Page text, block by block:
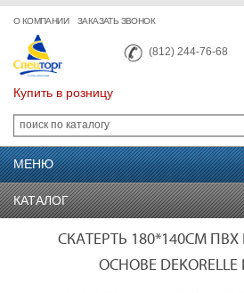
О КОМПАНИИ ЗАКАЗАТЬ ЗВОНОК
(812) 244-76-68
Купить в розницу
МЕНЮ
КАТАЛОГ
СКАТЕРТЬ 180*140СМ
ОСНОВЕ DEKORELLE